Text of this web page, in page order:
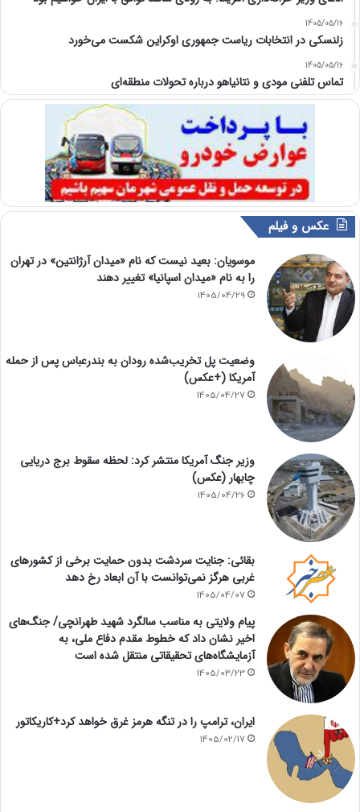
1405/05/16
زلنسکی در انتخابات ریاست جمهوری اوکراین شکست می‌خورد
1405/05/16
تماس تلفنی مودی و نتانیاهو درباره تحولات منطقه‌ای
عکس و فیلم
موسویان: بعید نیست که نام «میدان آرژانتین» در تهران
را به نام «میدان اسپانیا» تغییر دهند
1405/04/29
وضعیت پل تخریب‌شده رودان به بندرعباس پس از حمله
آمریکا (+عکس)
1405/04/27
وزیر جنگ آمریکا منتشر کرد: لحظه سقوط برج دریایی
چابهار (عکس)
1405/04/26
بقائی: جنایت سردشت بدون حمایت برخی از کشورهای
غربی هرگز نمی‌توانست با آن ابعاد رخ دهد
1405/04/07
پیام ولایتی به مناسب سالگرد شهید طهرانچی/ جنگ‌های
اخیر نشان داد که خطوط مقدم دفاع ملی، به
آزمایشگاه‌های تحقیقاتی منتقل شده است
1405/03/23
ایران، ترامپ را در تنگه هرمز غرق خواهد کرد+کاریکاتور
1405/02/17